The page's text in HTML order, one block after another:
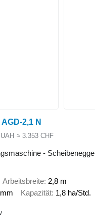
2,1 N
≈ 3.353 CHF
- Scheibenegge
Arbeitsbreite 2,8 m
Kapazität 1,8 ha/Std.